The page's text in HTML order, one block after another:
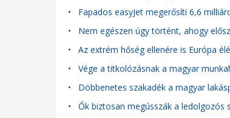
• Fapados easyJet megerősíti 6,6
• Nem egészen úgy történt, ahogy
• Az extrém hőség ellenére is Európa
• Vége a titkolózásnak a magyar
• Döbbenetes szakadék a magyar
• Ők biztosan megússzák a ledolgozós